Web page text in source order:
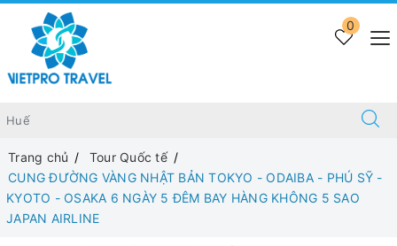
0
Trang chủ
Tour Quốc tế
CUNG ĐƯỜNG VÀNG NHẬT BẢN TOKYO - ODAIBA - PHÚ SỸ -
KYOTO - OSAKA 6 NGÀY 5 ĐÊM BAY HÀNG KHÔNG 5 SAO
JAPAN AIRLINE